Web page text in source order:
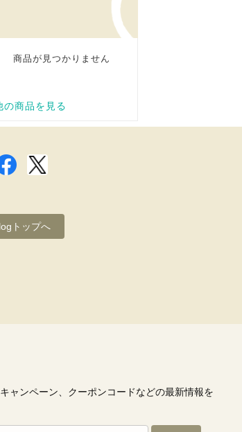
トップへ
ャンペーン、クーポンコードなどの最新情報を